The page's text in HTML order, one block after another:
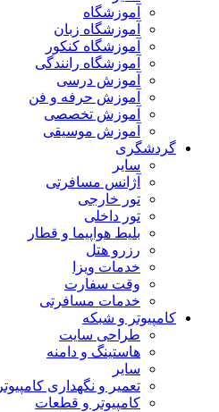
آموزشگاه
آموزشگاه زبان
آموزشگاه کنکور
آموزشگاه رانندگی
آموزش درسی
آموزش حرفه و فن
آموزش تخصصی
آموزش موسیقی
گردشگری
سایر
آژانس مسافرتی
تور خارجی
تور داخلی
بلیط هواپیما و قطار
رزرو هتل
خدمات ویزا
وقت سفارت
خدمات مسافرتی
کامپیوتر و شبکه
طراحی سایت
هاستینگ و دامنه
سایر
تعمیر و نگهداری کامپیوتر
کامپیوتر و قطعات